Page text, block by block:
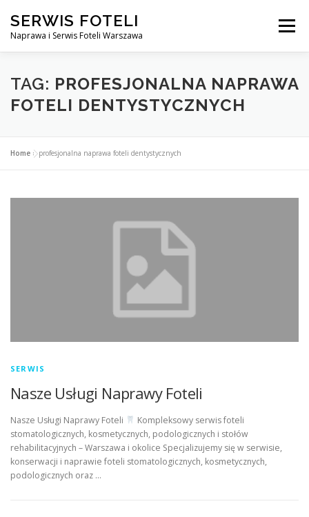
treści
SERWIS FOTELI
Naprawa i Serwis Foteli Warszawa
Menu
NAPRAWA FOTELI DENTYSTYCZNE I MEDYCZNE
TAG: PROFESJONALNA NAPRAWA
FOTELI DENTYSTYCZNYCH
Home »profesjonalna naprawa foteli dentystycznych
SERWIS
Nasze Usługi Naprawy Foteli
Nasze Usługi Naprawy Foteli
Kompleksowy serwis foteli
stomatologicznych, kosmetycznych, podologicznych i stołów
rehabilitacyjnych – Warszawa i okolice Specjalizujemy się w serwisie,
konserwacji i naprawie foteli stomatologicznych, kosmetycznych,
podologicznych oraz …